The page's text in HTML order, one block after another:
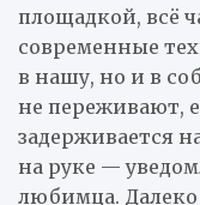
площадкой, всё
современные
в нашу, но и в
не переживают,
задерживается
на руке —
любимца. Далеко